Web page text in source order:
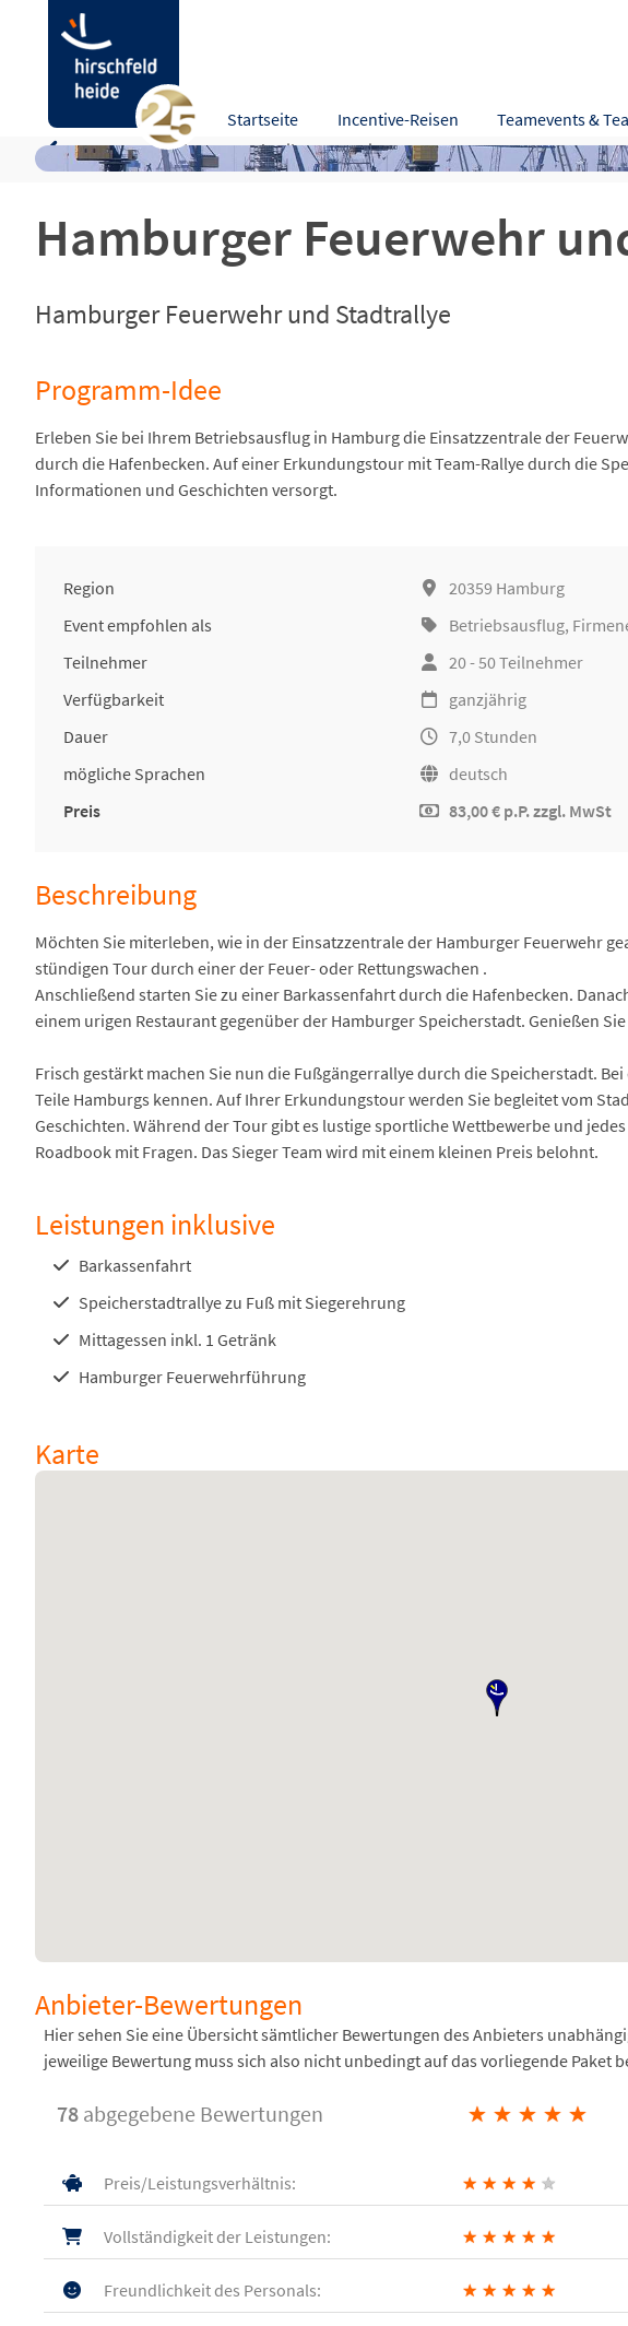
Startseite Incentive-Reisen Teamevents &
Hamburger Feuerwehr
Hamburger Feuerwehr und Stadtrallye
Hamburger Feuerwehr und Stadtrallye
Programm-Idee Beschreibung Leistungen Karte Bewertungen
Programm-Idee
Erleben Sie bei Ihrem Betriebsausflug in Hamburg die Einsatzzentrale der
durch die Hafenbecken. Auf einer Erkundungstour mit Team-Rallye durch die
Informationen und Geschichten versorgt.
Region
20359 Hamburg
Event empfohlen als
Betriebsausflug,
Teilnehmer
20 - 50 Teilnehmer
Verfügbarkeit
ganzjährig
Dauer
7,0 Stunden
mögliche Sprachen
deutsch
Preis
83,00 € p.P. zzgl. MwSt
Beschreibung
Möchten Sie miterleben, wie in der Einsatzzentrale der Hamburger Feuerwehr
stündigen Tour durch einer der Feuer- oder Rettungswachen .
Anschließend starten Sie zu einer Barkassenfahrt durch die Hafenbecken.
einem urigen Restaurant gegenüber der Hamburger Speicherstadt. Genießen
Frisch gestärkt machen Sie nun die Fußgängerrallye durch die Speicherstadt.
Teile Hamburgs kennen. Auf Ihrer Erkundungstour werden Sie begleitet vom
Geschichten. Während der Tour gibt es lustige sportliche Wettbewerbe und
Roadbook mit Fragen. Das Sieger Team wird mit einem kleinen Preis belohnt.
Leistungen inklusive
Barkassenfahrt
Speicherstadtrallye zu Fuß mit Siegerehrung
Mittagessen inkl. 1 Getränk
Hamburger Feuerwehrführung
Karte
Anbieter-Bewertungen
Hier sehen Sie eine Übersicht sämtlicher Bewertungen des Anbieters
jeweilige Bewertung muss sich also nicht unbedingt auf das vorliegende Paket
78 abgegebene Bewertungen ★ ★ ★ ★ ★
Preis/Leistungsverhältnis: ★ ★ ★ ★ ★
Vollständigkeit der Leistungen: ★ ★ ★ ★ ★
Freundlichkeit des Personals: ★ ★ ★ ★ ★